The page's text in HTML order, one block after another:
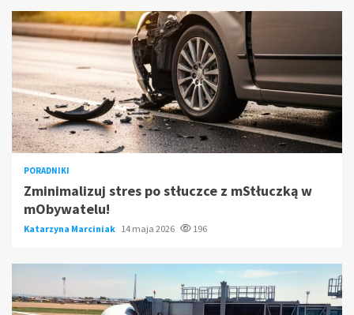
PORADNIKI
Zminimalizuj stres po stłuczce z mStłuczką w
mObywatelu!
Katarzyna Marciniak 14 maja 2026 196